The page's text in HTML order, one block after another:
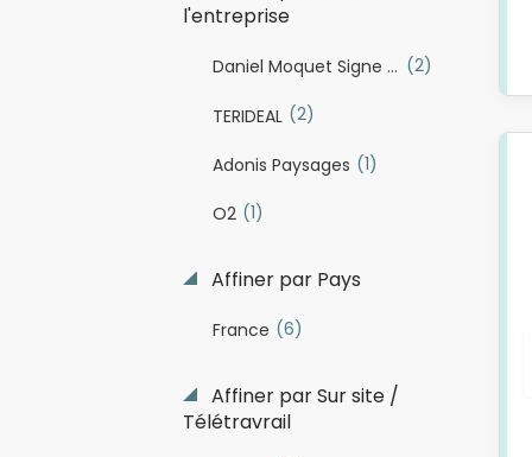
l'entreprise
Daniel Moquet Signe Vos Jardins (2)
TERIDEAL (2)
Adonis Paysages (1)
O2 (1)
Affiner par Pays
France (6)
Affiner par Sur site /
Télétravrail